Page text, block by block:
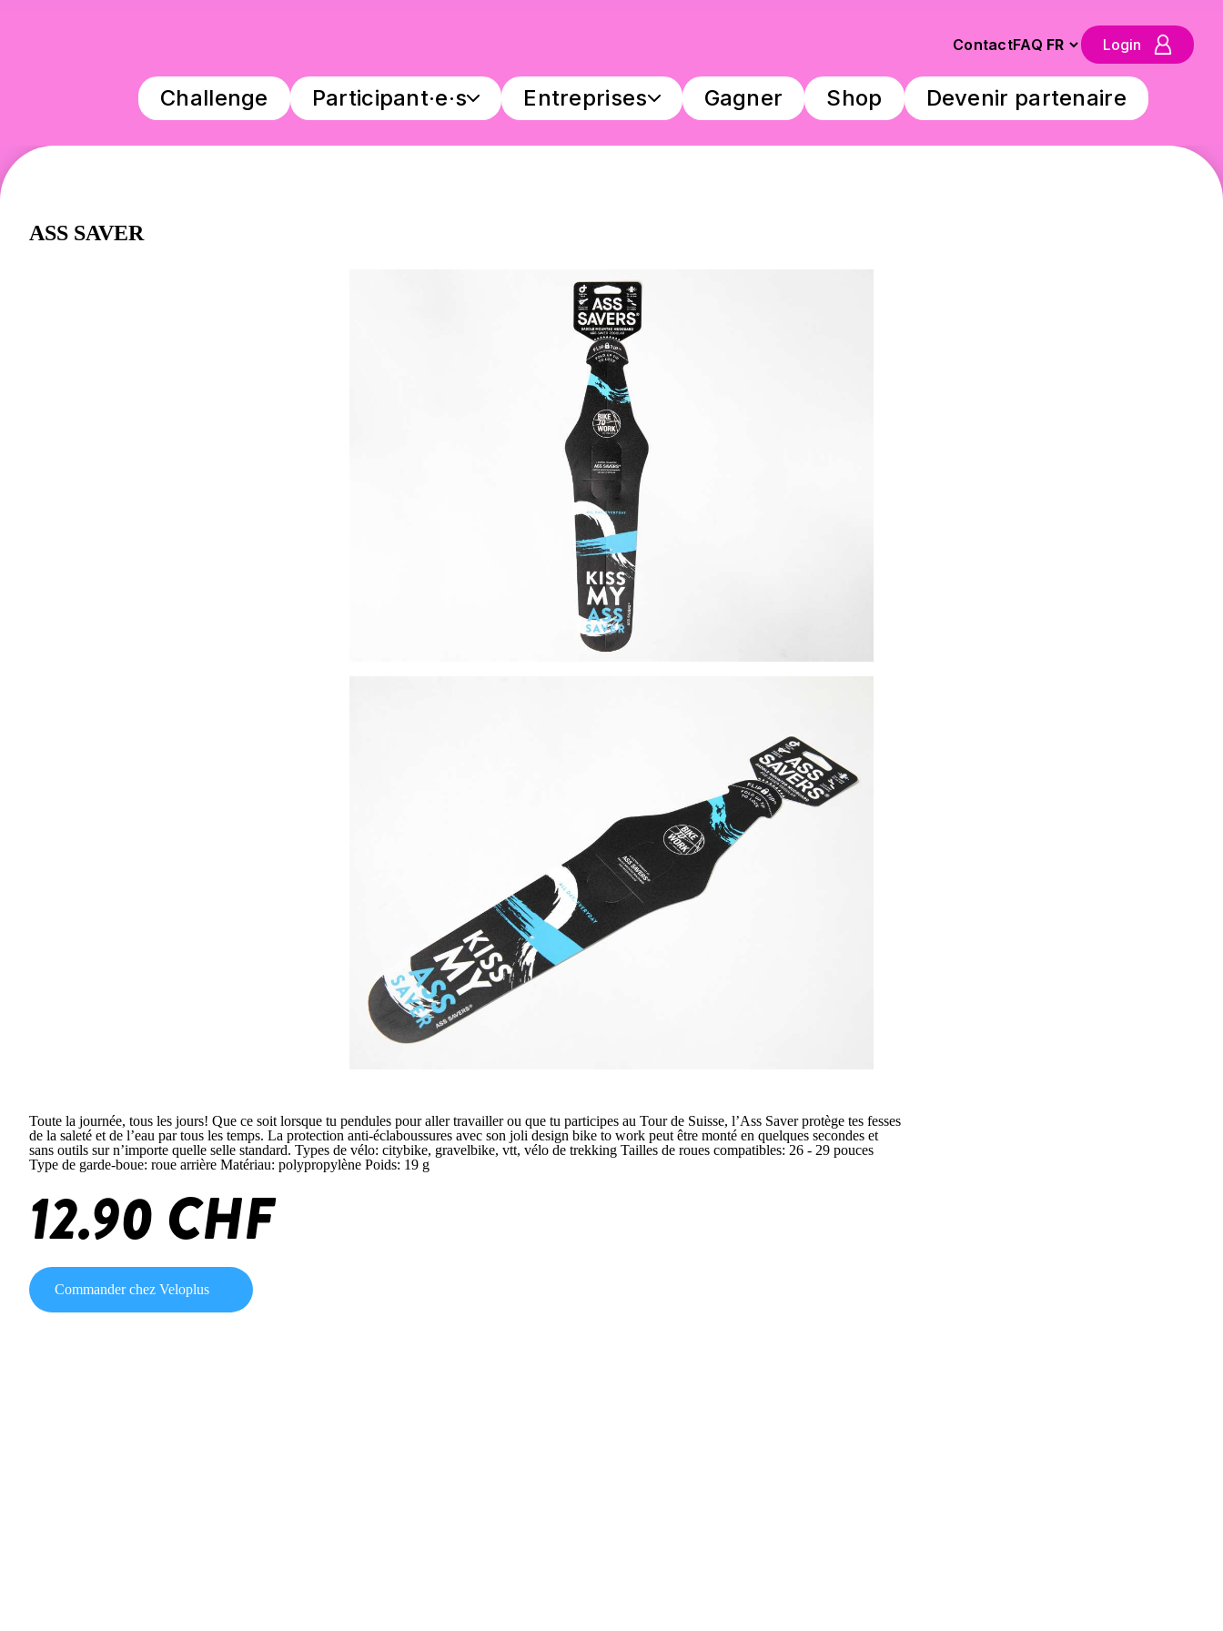
ContactFAQ Login
Challenge Participant·e·s Entreprises Gagner Shop Devenir partenaire
ASS SAVER
Toute la journée, tous les jours! Que ce soit lorsque tu pendules pour aller travailler ou que tu participes au Tour de Suisse, l’Ass Saver protège tes fesses
de la saleté et de l’eau par tous les temps. La protection anti-éclaboussures avec son joli design bike to work peut être monté en quelques secondes et
sans outils sur n’importe quelle selle standard. Types de vélo: citybike, gravelbike, vtt, vélo de trekking Tailles de roues compatibles: 26 - 29 pouces
Type de garde-boue: roue arrière Matériau: polypropylène Poids: 19 g
12.90 CHF
Commander chez Veloplus